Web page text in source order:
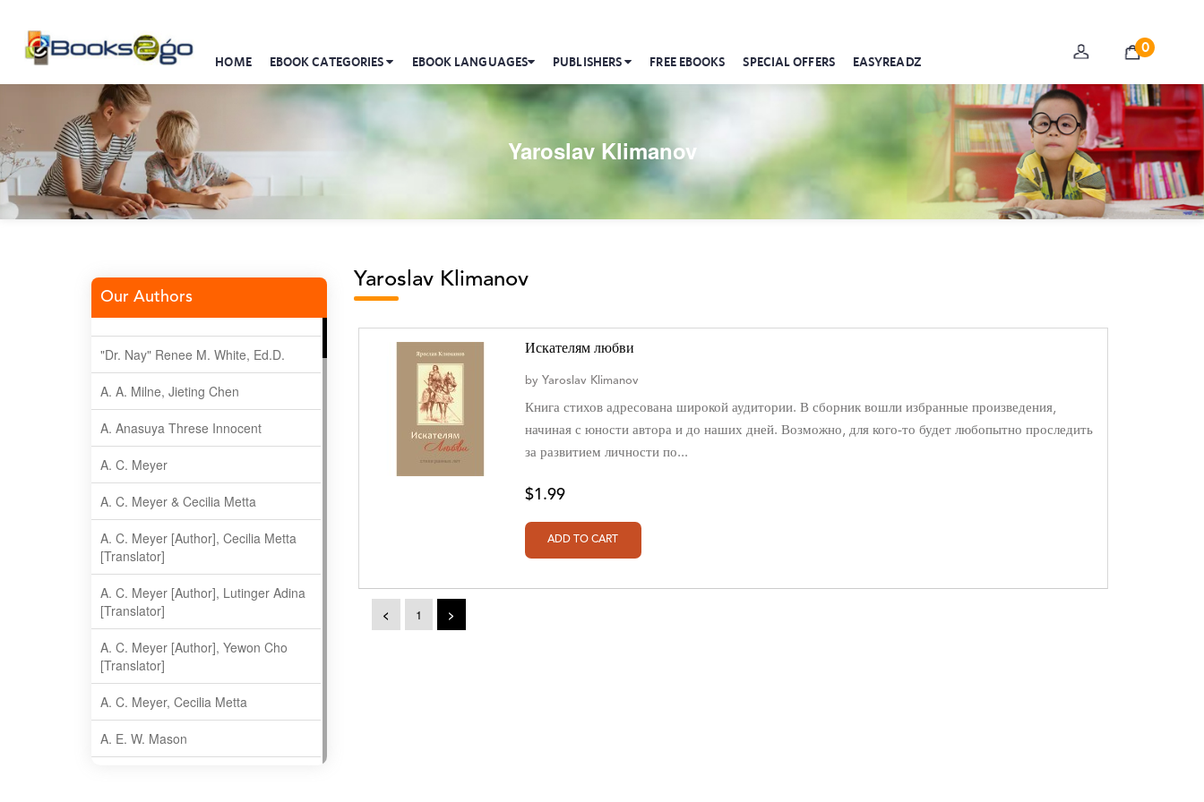
HOME EBOOK CATEGORIES EBOOK LANGUAGES PUBLISHERS FREE EBOOKS SPECIAL OFFERS EASYREADZ
0
Yaroslav Klimanov
Our Authors
"Dr. Nay" Renee M. White, Ed.D.
A. A. Milne, Jieting Chen
A. Anasuya Threse Innocent
A. C. Meyer
A. C. Meyer & Cecilia Metta
A. C. Meyer [Author], Cecilia Metta
[Translator]
A. C. Meyer [Author], Lutinger Adina
[Translator]
A. C. Meyer [Author], Yewon Cho
[Translator]
A. C. Meyer, Cecilia Metta
A. E. W. Mason
Yaroslav Klimanov
Искателям любви
by Yaroslav Klimanov
Книга стихов адресована широкой аудитории. В сборник вошли избранные произведения,
начиная с юности автора и до наших дней. Возможно, для кого-то будет любопытно проследить
за развитием личности по...
$1.99
< 1 >